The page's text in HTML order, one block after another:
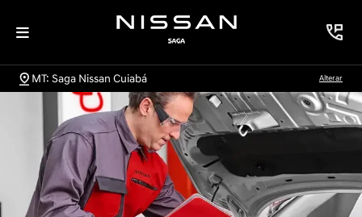
MT: Saga Nissan Cuiabá Alterar